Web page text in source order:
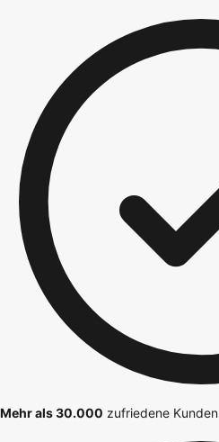
Mehr als 30.000 zufriedene Kunden